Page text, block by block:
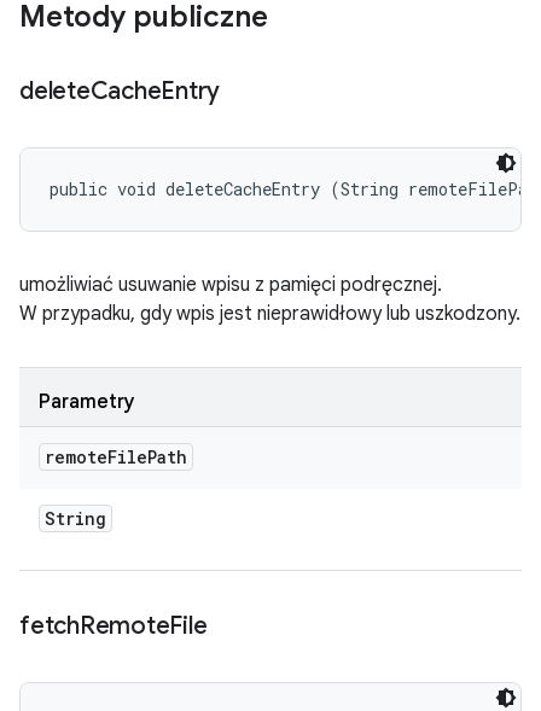
Metody publiczne
deleteCacheEntry
public void deleteCacheEntry (String
umożliwiać usuwanie wpisu z pamięci podręcznej.
W przypadku, gdy wpis jest nieprawidłowy lub uszkodzony.
Parametry
remoteFilePath
String
fetchRemoteFile